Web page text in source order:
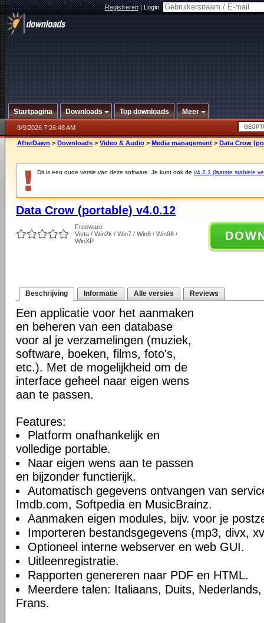
Registreren|Login:
Startpagina Downloads Top downloads Meer
8/9/2026 7:26:48 AM
AfterDawn > Downloads > Video & Audio > Media management > Data Crow
Dit is een oude versie van deze software. Je kunt ook de v4.2.1 (laatste stabiele
Data Crow (portable) v4.0.12
Freeware
Vista / Win2k / Win7 / Win8 / Win98 /
WinXP
Beschrijving Informatie Alle versies Reviews
Een applicatie voor het aanmaken
en beheren van een database
voor al je verzamelingen (muziek,
software, boeken, films, foto's,
etc.). Met de mogelijkheid om de
interface geheel naar eigen wens
aan te passen.
Features:
Platform onafhankelijk en
volledige portable.
Naar eigen wens aan te passen
en bijzonder functierijk.
Automatisch gegevens ontvangen van
Imdb.com, Softpedia en MusicBrainz.
Aanmaken eigen modules, bijv. voor je
Importeren bestandsgegevens (mp3, divx,
Optioneel interne webserver en web GUI.
Uitleenregistratie.
Rapporten genereren naar PDF en HTML.
Meerdere talen: Italiaans, Duits,
Frans.